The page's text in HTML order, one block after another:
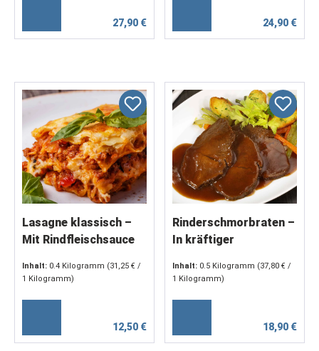
27,90 € 24,90 €
Lasagne klassisch –
Mit Rindfleischsauce
Bolognese (1 x 400 g)
Inhalt: 0.4 Kilogramm (31,25 € /
1 Kilogramm)
12,50 €
Rinderschmorbraten –
In kräftiger
geschmort (2 x 250 g)
Inhalt: 0.5 Kilogramm (37,80 € /
1 Kilogramm)
18,90 €